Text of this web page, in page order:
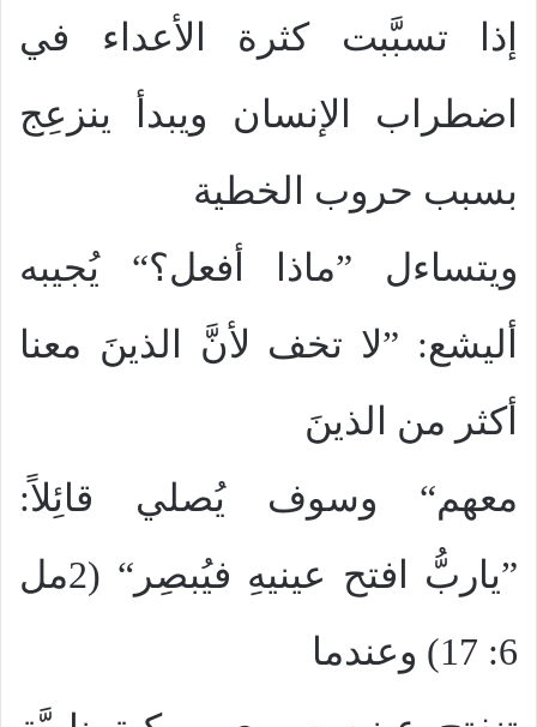
إذا تسبَّبت كثرة الأعداء في
اضطراب الإنسان ويبدأ ينزعِج
بسبب حروب الخطية
ويتساءل ”ماذا أفعل؟“ يُجيبه
أليشع: ”لا تخف لأنَّ الذينَ معنا
أكثر من الذينَ
معهم“ وسوف يُصلي قائِلاً:
”ياربُّ افتح عينيهِ فيُبصِر“ (2مل
6: 17) وعندما